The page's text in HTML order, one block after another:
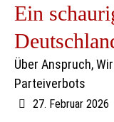
Ein
Über Anspruch,
Parteiverbots
27. Februar 2026